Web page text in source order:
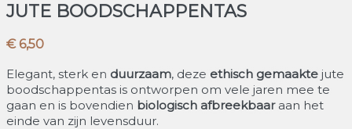
JUTE BOODSCHAPPENTAS
€ 6,50
Elegant, sterk en duurzaam, deze ethisch gemaakte jute
boodschappentas is ontworpen om vele jaren mee te
gaan en is bovendien biologisch afbreekbaaraan het
einde van zijn levensduur.